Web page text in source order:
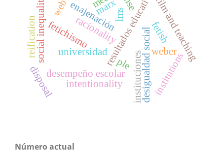
universidad
fetichismo resultados educativos
desempeño escolar
social inequality desigualdad social
racionality
weber
institutions
instituciones
fetish
disposal
reification enajenación
marx film and teaching
ple
lms
intentionality
Número actual